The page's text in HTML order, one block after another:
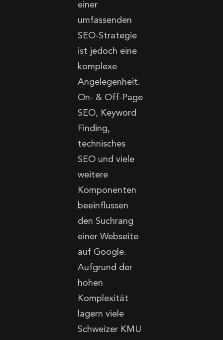
einer
umfassenden
SEO-Strategie
ist jedoch eine
komplexe
Angelegenheit.
On- & Off-Page
SEO, Keyword
Finding,
technisches
SEO und viele
weitere
Komponenten
beeinflussen
den Suchrang
einer Webseite
auf Google.
Aufgrund der
hohen
Komplexität
lagern viele
Schweizer KMU